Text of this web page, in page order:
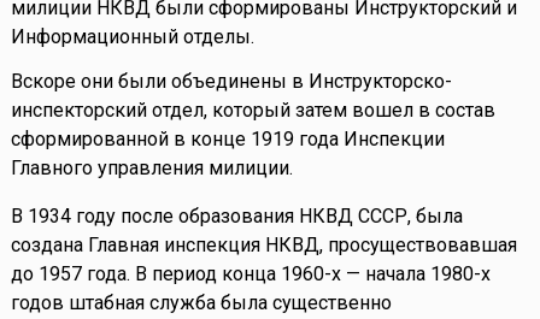
милиции НКВД были сформированы Инструкторский и
Информационный отделы.
Вскоре они были объединены в Инструкторско-
инспекторский отдел, который затем вошел в состав
сформированной в конце 1919 года Инспекции
Главного управления милиции.
В 1934 году после образования НКВД СССР, была
создана Главная инспекция НКВД, просуществовавшая
до 1957 года. В период конца 1960-х — начала 1980-х
годов штабная служба была существенно